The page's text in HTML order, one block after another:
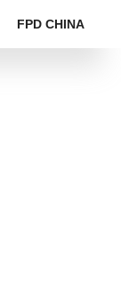
FPD CHINA